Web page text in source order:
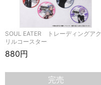
SOUL EATER トレーディングアク
リルコースター
880円
完売